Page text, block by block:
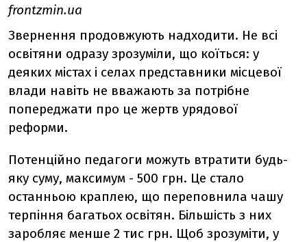
frontzmin.ua
Звернення продовжують надходити. Не всі
освітяни одразу зрозуміли, що коїться: у
деяких містах і селах представники місцевої
влади навіть не вважають за потрібне
попереджати про це жертв урядової
реформи.
Потенційно педагоги можуть втратити будь-
яку суму, максимум - 500 грн. Це стало
останньою краплею, що переповнила чашу
терпіння багатьох освітян. Більшість з них
заробляє менше 2 тис грн. Щоб зрозуміти, у